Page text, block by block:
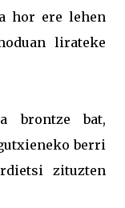
hor ere lehen
lirateke
brontze bat,
berri
zituzten